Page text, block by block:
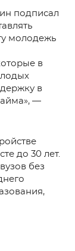
подписал
молодежь
в
в
—
до 30 лет.
без